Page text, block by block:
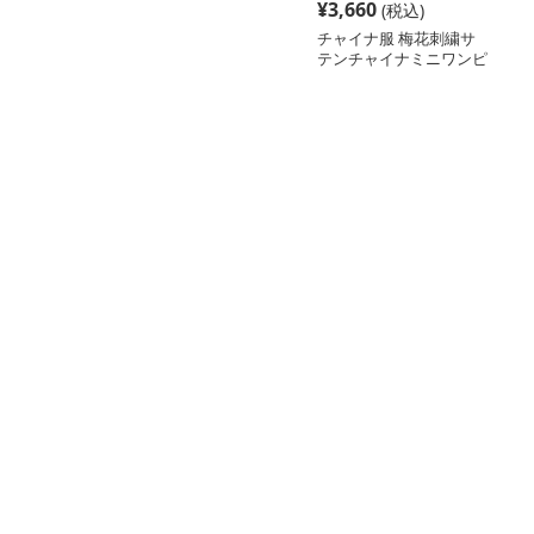
¥3,660 (税込)
チャイナ服 梅花刺繍サ
テンチャイナミニワンピ